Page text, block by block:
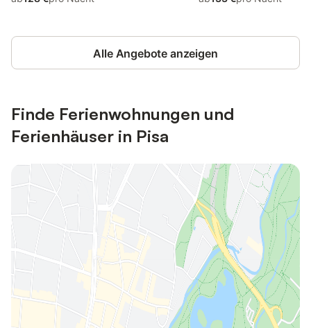
Alle Angebote anzeigen
Finde Ferienwohnungen und
Ferienhäuser in Pisa